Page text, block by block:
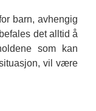
barn, avhengig
det alltid å
som kan
vil være